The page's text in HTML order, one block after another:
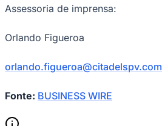
Assessoria de imprensa:
Orlando Figueroa
orlando.figueroa@citadelspv.com
Fonte: BUSINESS WIRE